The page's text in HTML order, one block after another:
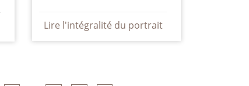
Lire l'intégralité du portrait